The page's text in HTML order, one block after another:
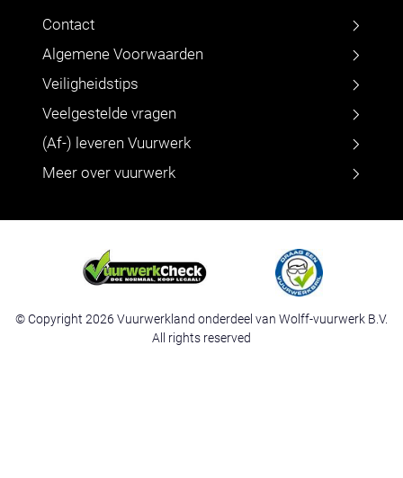
Contact
Algemene Voorwaarden
Veiligheidstips
Veelgestelde vragen
(Af-) leveren Vuurwerk
Meer over vuurwerk
© Copyright 2026 Vuurwerkland onderdeel van Wolff-vuurwerk B.V.
All rights reserved